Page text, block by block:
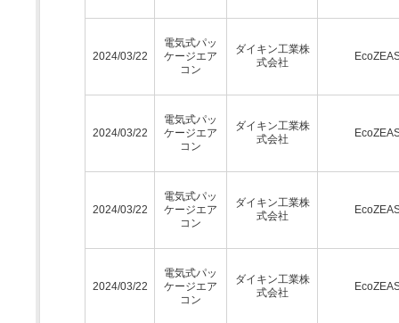
2024/03/22
電気式パッ
ケージエア
コン
ダイキン工業株
式会社
2024/03/22
電気式パッ
ケージエア
コン
ダイキン工業株
式会社
2024/03/22
電気式パッ
ケージエア
コン
ダイキン工業株
式会社
2024/03/22
電気式パッ
ケージエア
コン
ダイキン工業株
式会社